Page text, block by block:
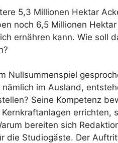
5,3 Millionen Hektar
noch 6,5 Millionen
ernähren kann. Wie soll
Nullsummenspiel
im Ausland,
Seine Kompetenz
errichten,
bereiten sich
die Studiogäste. Der